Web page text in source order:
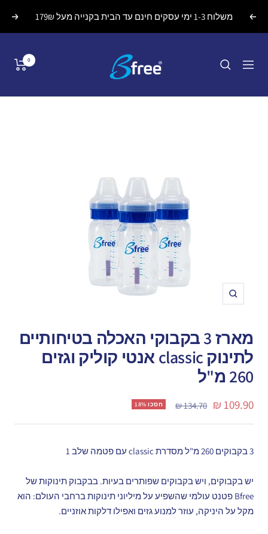
לתוכןהקודםמשלוח 1-3 ימי עסקים חינם עד הבית בקנייה מעל 179₪ הבא
ניווט
Bfreebaby
0
תקריב
מארז 3 בקבוקי האכלה בטיחותיים
לתינוק classic אנטי קוליק וגזים
260 מ"ל
מחיר
מבצע
109.90 ₪
מחיר
134.70 ₪ חסכו 18%
3 בקבוקים 260 מ"ל מסדרת classic עם פטמה שלב 1
יש בקבוקים, ויש בקבוקים שפותרים בעיות. בבקבוק תינוקות של
Bfree פטנט עולמי שהשפיע על מיליוני תינוקות ברחבי העולם: הוא
מקל על היניקה, עוזר למנוע גזים ואפילו דלקות אוזניים.